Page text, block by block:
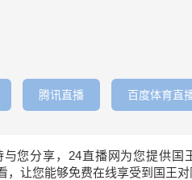
腾讯直播 百度体育直
您分享，24直播网为您提供国
，让您能够免费在线享受到国王